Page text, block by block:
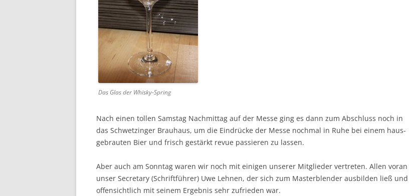
Das Glas der Whisky-Spring
Nach einen tollen Sam­stag Nach­mit­tag auf der Messe ging es dann zum Abschluss noch in
das Schwet­zinger Brauhaus, um die Ein­drücke der Messe nochmal in Ruhe bei einem haus­
ge­braut­en Bier und frisch gestärkt revue passieren zu lassen.
Aber auch am Son­ntag waren wir noch mit eini­gen unser­er Mit­glieder vertreten. Allen voran
unser Sec­re­tary (Schrift­führer) Uwe Lehnen, der sich zum Mas­terblender aus­bilden ließ und
offen­sichtlich mit seinem Ergeb­nis sehr zufrieden war.